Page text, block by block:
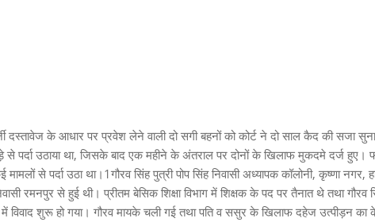
दस्तावेज के आधार पर प्रवेश लेने वाली दो सगी बहनों को कोर्ट ने दो साल कैद की सजा
उठाया था, जिसके बाद एक महीने के अंतराल पर दोनों के खिलाफ मुकदमे दर्ज हुए।
से पर्दा उठा था।1गौरव सिंह पुत्री पोप सिंह निवासी अध्यापक कॉलोनी, कृष्णा नगर,
रमनपुर से हुई थी। प्रीतम बेसिक शिक्षा विभाग में शिक्षक के पद पर तैनात थे तथा गौरव
में विवाद शुरू हो गया। गौरव मायके चली गई तथा पति व ससुर के खिलाफ दहेज उत्पीड़न